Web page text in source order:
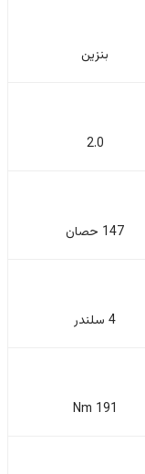
بنزين
2.0
147 حصان
4 سلندر
191 Nm